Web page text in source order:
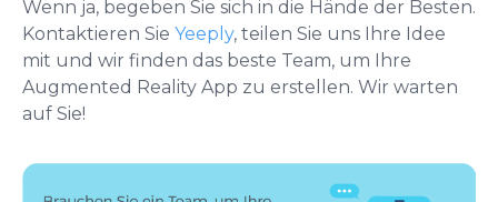
Wenn ja, begeben Sie sich in die Hände der Besten.
Kontaktieren Sie Yeeply, teilen Sie uns Ihre Idee
mit und wir finden das beste Team, um Ihre
Augmented Reality App zu erstellen. Wir warten
auf Sie!